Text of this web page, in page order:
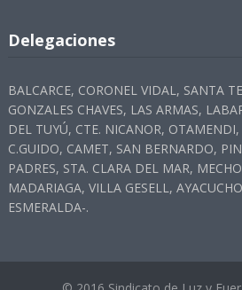
Delegaciones
BALCARCE, CORONEL VIDAL, SANTA
GONZALES CHAVES, LAS ARMAS,
DEL TUYÚ, CTE. NICANOR,
C.GUIDO, CAMET, SAN BERNARDO,
PADRES, STA. CLARA DEL MAR,
MADARIAGA, VILLA GESELL,
ESMERALDA-.